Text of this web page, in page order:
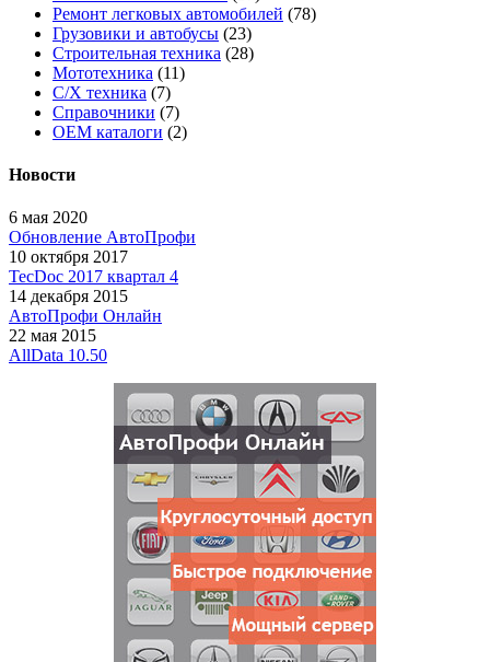
Ремонт легковых автомобилей (78)
Грузовики и автобусы (23)
Строительная техника (28)
Мототехника (11)
С/Х техника (7)
Справочники (7)
OEM каталоги (2)
Новости
6 мая 2020
Обновление АвтоПрофи
10 октября 2017
TecDoc 2017 квартал 4
14 декабря 2015
АвтоПрофи Онлайн
22 мая 2015
AllData 10.50